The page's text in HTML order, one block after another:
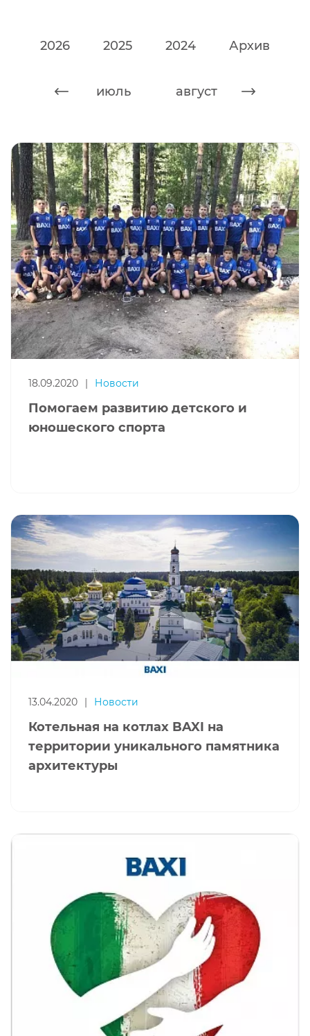
2026 2025 2024 Архив
июль август
18.09.2020 | Новости
Помогаем развитию детского и
юношеского спорта
13.04.2020 | Новости
Котельная на котлах BAXI на
территории уникального памятника
архитектуры